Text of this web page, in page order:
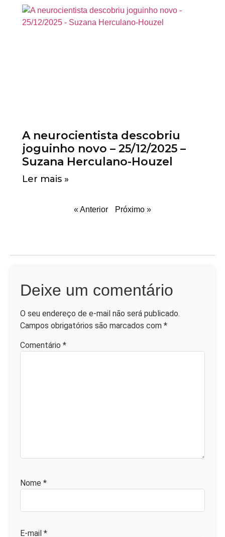
A neurocientista descobriu
joguinho novo – 25/12/2025 –
Suzana Herculano-Houzel
Ler mais »
« Anterior Próximo »
Deixe um comentário
O seu endereço de e-mail não será publicado.
Campos obrigatórios são marcados com *
Comentário *
Nome *
E-mail *